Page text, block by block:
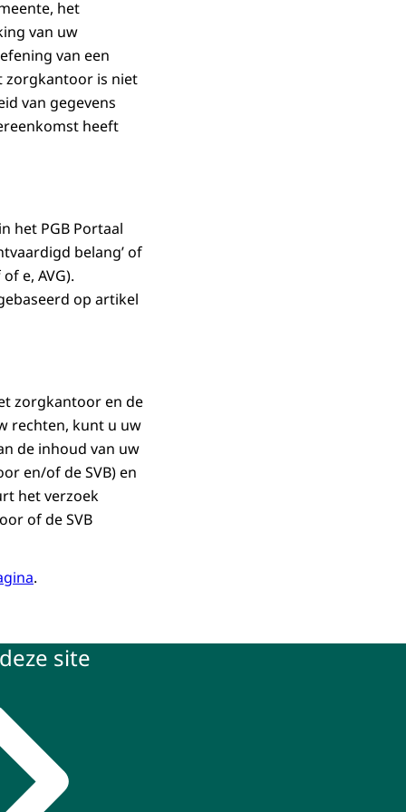
het
van uw
van een
zorgkantoor is niet
van gegevens
heeft
het PGB Portaal
belang’ of
e, AVG).
op artikel
zorgkantoor en de
rechten, kunt u uw
de inhoud van uw
en/of de SVB) en
het verzoek
of de SVB
.
site